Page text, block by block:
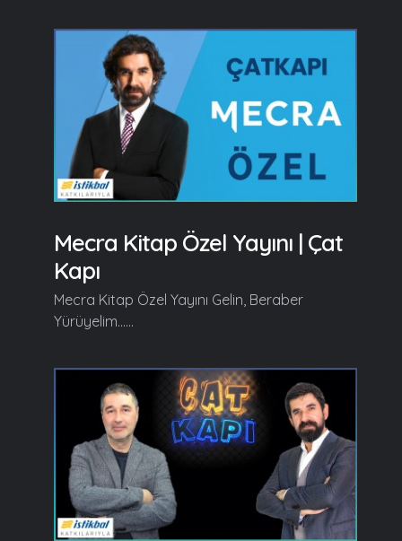
Mecra Kitap Özel Yayını | Çat
Kapı
Mecra Kitap Özel Yayını Gelin, Beraber
Yürüyelim......